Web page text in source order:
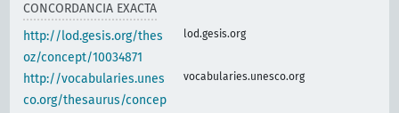
CONCORDANCIA EXACTA
http://lod.gesis.org/thes
oz/concept/10034871
lod.gesis.org
http://vocabularies.unes
co.org/thesaurus/concep
vocabularies.unesco.org